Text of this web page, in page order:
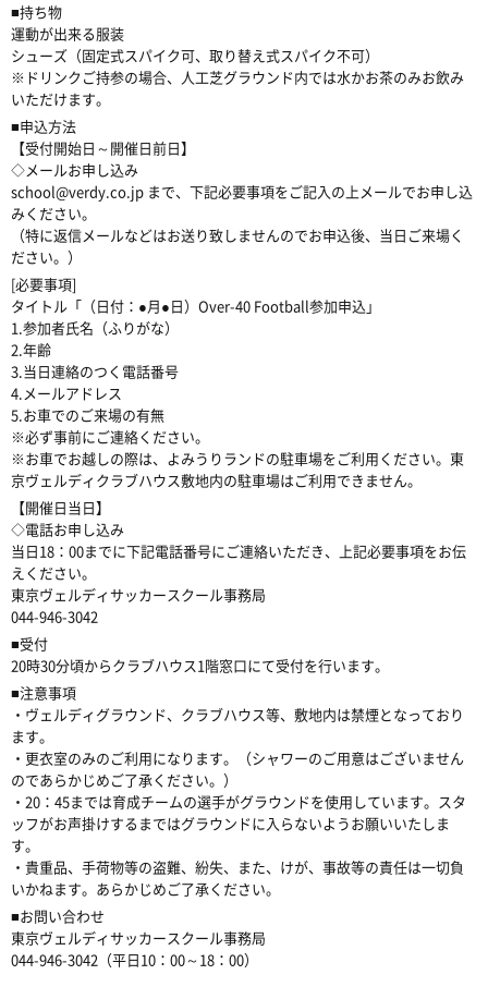
■持ち物
運動が出来る服装
シューズ（固定式スパイク可、取り替え式スパイク不可）
※ドリンクご持参の場合、人工芝グラウンド内では水かお茶のみお飲み
いただけます。
■申込方法
【受付開始日～開催日前日】
◇メールお申し込み
school@verdy.co.jp まで、下記必要事項をご記入の上メールでお申し込
みください。
（特に返信メールなどはお送り致しませんのでお申込後、当日ご来場く
ださい。）
[必要事項]
タイトル「（日付：●月●日）Over-40 Football参加申込」
1.参加者氏名（ふりがな）
2.年齢
3.当日連絡のつく電話番号
4.メールアドレス
5.お車でのご来場の有無
※必ず事前にご連絡ください。
※お車でお越しの際は、よみうりランドの駐車場をご利用ください。東
京ヴェルディクラブハウス敷地内の駐車場はご利用できません。
【開催日当日】
◇電話お申し込み
当日18：00までに下記電話番号にご連絡いただき、上記必要事項をお伝
えください。
東京ヴェルディサッカースクール事務局
044-946-3042
■受付
20時30分頃からクラブハウス1階窓口にて受付を行います。
■注意事項
・ヴェルディグラウンド、クラブハウス等、敷地内は禁煙となっており
ます。
・更衣室のみのご利用になります。（シャワーのご用意はございません
のであらかじめご了承ください。）
・20：45までは育成チームの選手がグラウンドを使用しています。スタ
ッフがお声掛けするまではグラウンドに入らないようお願いいたしま
す。
・貴重品、手荷物等の盗難、紛失、また、けが、事故等の責任は一切負
いかねます。あらかじめご了承ください。
■お問い合わせ
東京ヴェルディサッカースクール事務局
044-946-3042（平日10：00～18：00）